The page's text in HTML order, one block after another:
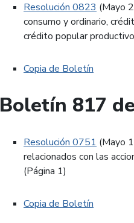
Resolución 0823 (Mayo
consumo y ordinario,
crédito popular
Copia de Boletín
Boletín 817
Resolución 0751 (Mayo
relacionados con las
(Página 1)
Copia de Boletín